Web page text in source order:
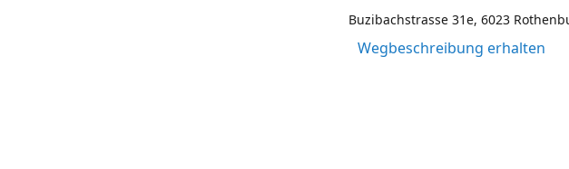
Buzibachstrasse 31e, 6023
Wegbeschreibung erhalten